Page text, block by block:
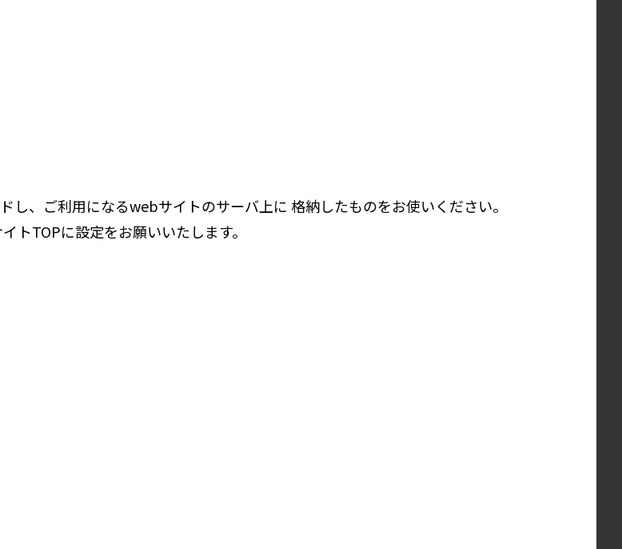
、ご利用になるwebサイトのサーバ上に 格納したものをお使いください。
トTOPに設定をお願いいたします。